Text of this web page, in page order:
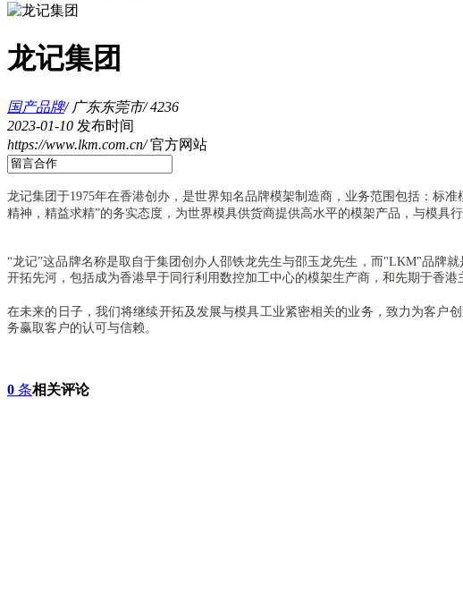
龙记集团
国产品牌/ 广东东莞市/ 4236
2023-01-10 发布时间
https://www.lkm.com.cn/ 官方网站
龙记集团于1975年在香港创办，是世界知名品牌模架制造商，业务范围包括：标
精神，精益求精”的务实态度，为世界模具供货商提供高水平的模架产品，与模具
“龙记”这品牌名称是取自于集团创办人邵铁龙先生与邵玉龙先生，而"LKM"品牌就
开拓先河，包括成为香港早于同行利用数控加工中心的模架生产商，和先期于香
在未来的日子，我们将继续开拓及发展与模具工业紧密相关的业务，致力为客户
务赢取客户的认可与信赖。
0 条相关评论